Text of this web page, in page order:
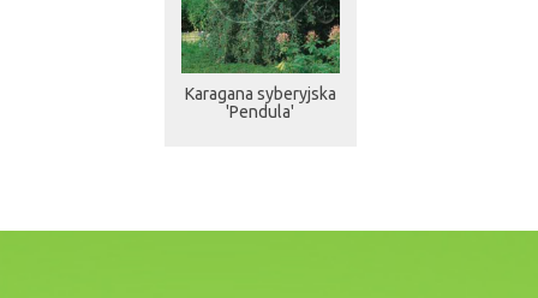
Karagana syberyjska
'Pendula'